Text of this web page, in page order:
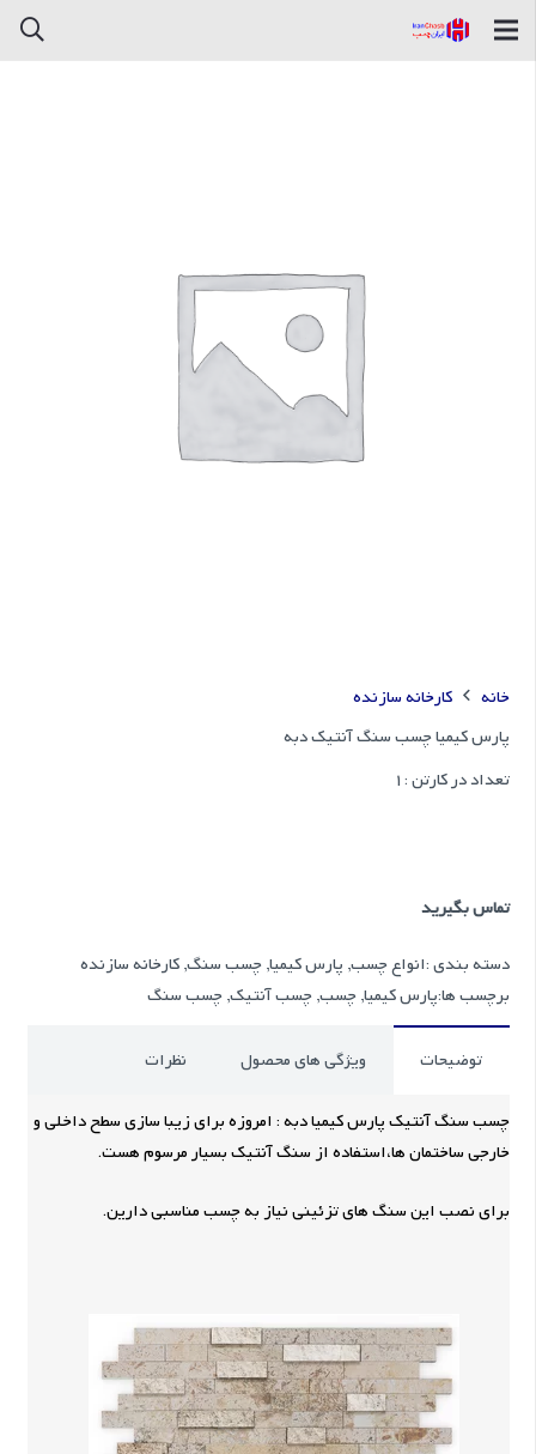
خانه
کارخانه سازنده
پارس کیمیا چسب سنگ آنتیک دبه
تعداد در کارتن :1
تماس بگیرید
دسته بندی :انواع چسب, پارس کیمیا,چسب سنگ,کارخانه سازنده
برچسب ها:پارس کیمیا,چسب,چسب آنتیک,چسب سنگ
توضیحات ویژگی های محصول نظرات
چسب سنگ آنتیک پارس کیمیا دبه : امروزه برای زیبا سازی سطح داخلی و
خارجی ساختمان ها،استفاده از سنگ آنتیک بسیار مرسوم هست.
برای نصب این سنگ های تزئینی نیاز به چسب مناسبی دارین.